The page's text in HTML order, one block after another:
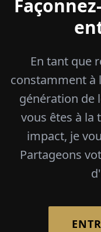
En tant que
constamment à
génération de
vous êtes à la
impact, je
Partageons